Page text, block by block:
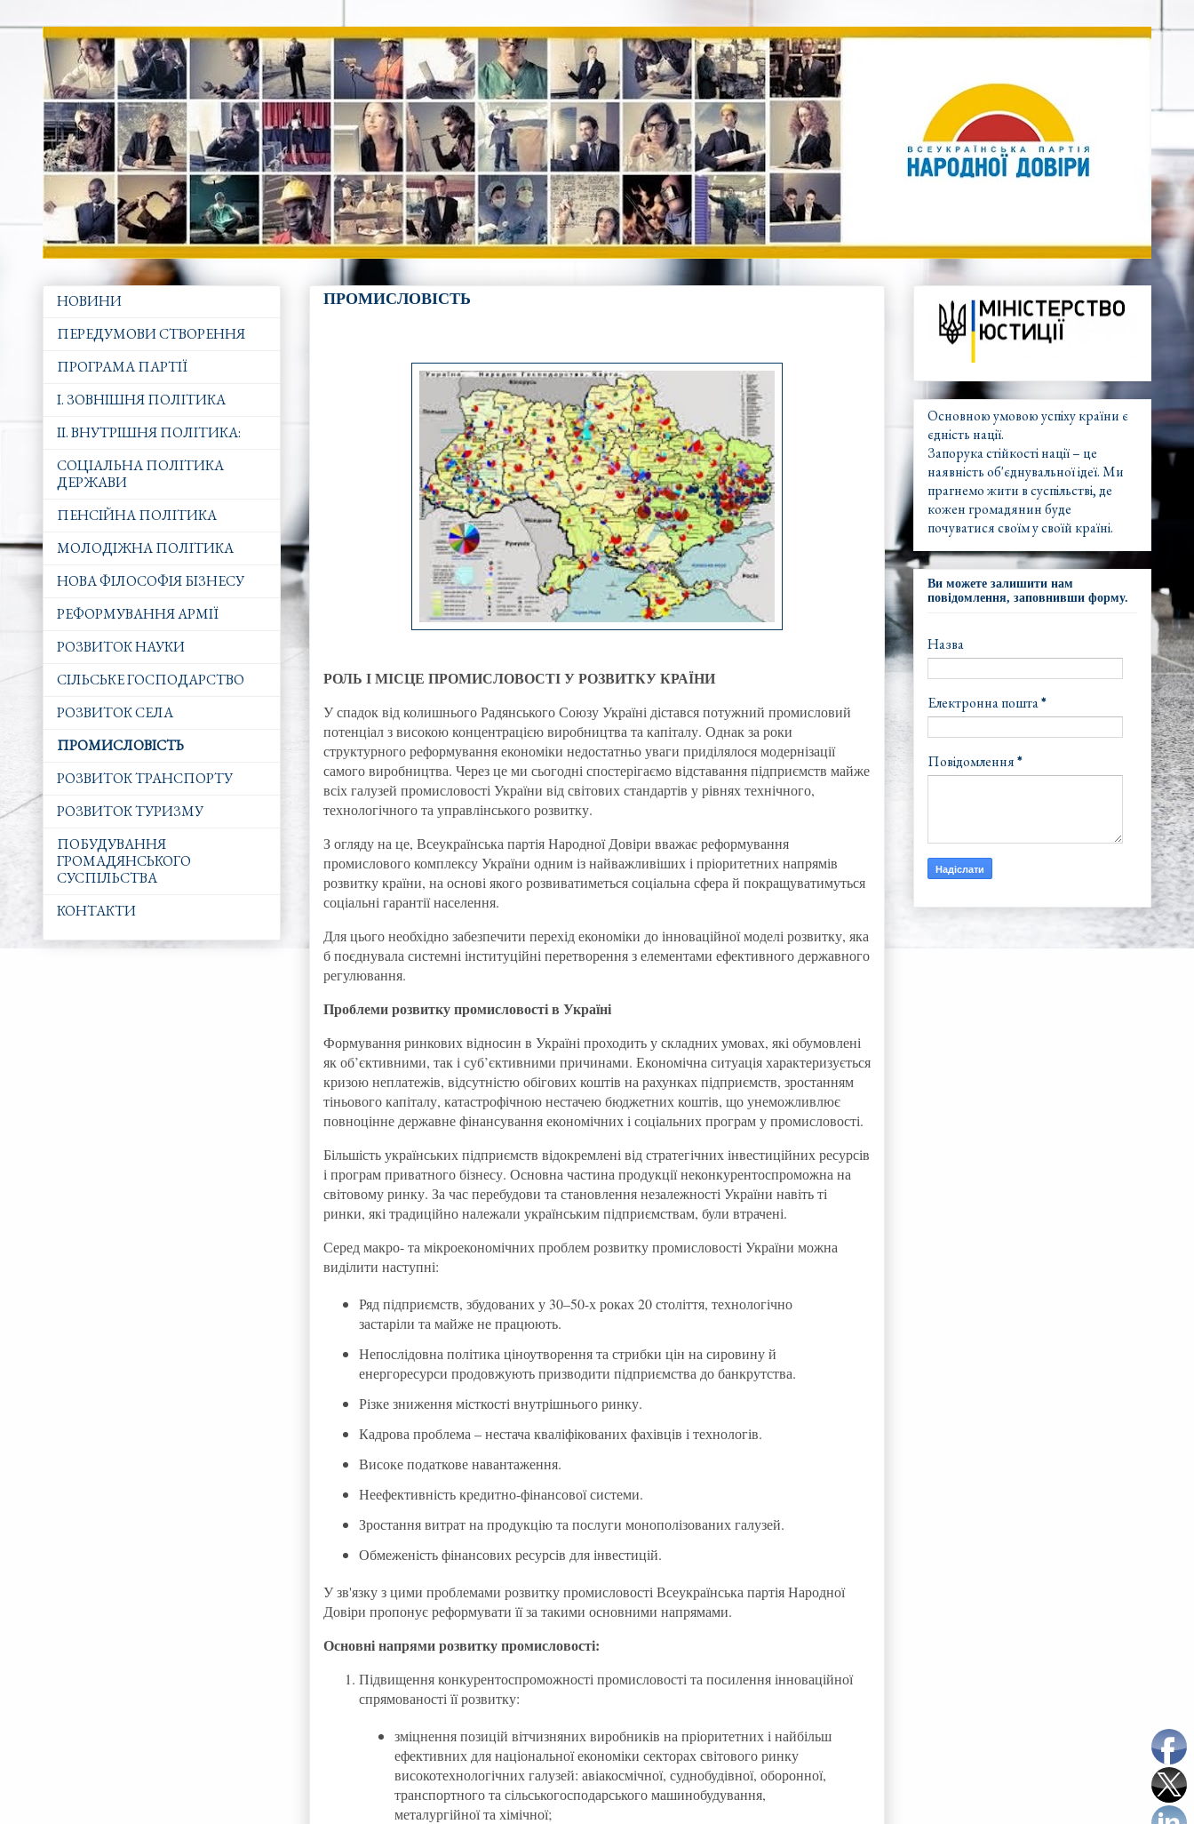
ПРОМИСЛОВІСТЬ
РОЛЬ І МІСЦЕ ПРОМИСЛОВОСТІ У РОЗВИТКУ КРАЇНИ
У спадок від колишнього Радянського Союзу Україні дістався потужний промисловий
потенціал з високою концентрацією виробництва та капіталу. Однак за роки
структурного реформування економіки недостатньо уваги приділялося модернізації
самого виробництва. Через це ми сьогодні спостерігаємо відставання підприємств майже
всіх галузей промисловості України від світових стандартів у рівнях технічного,
технологічного та управлінського розвитку.
З огляду на це, Всеукраїнська партія Народної Довіри вважає реформування
промислового комплексу України одним із найважливіших і пріоритетних напрямів
розвитку країни, на основі якого розвиватиметься соціальна сфера й покращуватимуться
соціальні гарантії населення.
Для цього необхідно забезпечити перехід економіки до інноваційної моделі розвитку, яка
б поєднувала системні інституційні перетворення з елементами ефективного державного
регулювання.
Проблеми розвитку промисловості в Україні
Формування ринкових відносин в Україні проходить у складних умовах, які обумовлені
як об’єктивними, так і суб’єктивними причинами. Економічна ситуація характеризується
кризою неплатежів, відсутністю обігових коштів на рахунках підприємств, зростанням
тіньового капіталу, катастрофічною нестачею бюджетних коштів, що унеможливлює
повноцінне державне фінансування економічних і соціальних програм у промисловості.
Більшість українських підприємств відокремлені від стратегічних інвестиційних ресурсів
і програм приватного бізнесу. Основна частина продукції неконкурентоспроможна на
світовому ринку. За час перебудови та становлення незалежності України навіть ті
ринки, які традиційно належали українським підприємствам, були втрачені.
Серед макро- та мікроекономічних проблем розвитку промисловості України можна
виділити наступні:
Ряд підприємств, збудованих у 30–50-х роках 20 століття, технологічно
застаріли та майже не працюють.
Непослідовна політика ціноутворення та стрибки цін на сировину й
енергоресурси продовжують призводити підприємства до банкрутства.
Різке зниження місткості внутрішнього ринку.
Кадрова проблема – нестача кваліфікованих фахівців і технологів.
Високе податкове навантаження.
Неефективність кредитно-фінансової системи.
Зростання витрат на продукцію та послуги монополізованих галузей.
Обмеженість фінансових ресурсів для інвестицій.
У зв'язку з цими проблемами розвитку промисловості Всеукраїнська партія Народної
Довіри пропонує реформувати її за такими основними напрямами.
Основні напрями розвитку промисловості:
Підвищення конкурентоспроможності промисловості та посилення інноваційної
спрямованості її розвитку:
зміцнення позицій вітчизняних виробників на пріоритетних і найбільш
ефективних для національної економіки секторах світового ринку
високотехнологічних галузей: авіакосмічної, суднобудівної, оборонної,
транспортного та сільськогосподарського машинобудування,
металургійної та хімічної;
НОВИНИ
ПЕРЕДУМОВИ СТВОРЕННЯ
ПРОГРАМА ПАРТІЇ
I. ЗОВНІШНЯ ПОЛІТИКА
ІІ. ВНУТРІШНЯ ПОЛІТИКА:
СОЦІАЛЬНА ПОЛІТИКА
ДЕРЖАВИ
ПЕНСІЙНА ПОЛІТИКА
МОЛОДІЖНА ПОЛІТИКА
НОВА ФІЛОСОФІЯ БІЗНЕСУ
РЕФОРМУВАННЯ АРМІЇ
РОЗВИТОК НАУКИ
СІЛЬСЬКЕ ГОСПОДАРСТВО
РОЗВИТОК СЕЛА
ПРОМИСЛОВІСТЬ
РОЗВИТОК ТРАНСПОРТУ
РОЗВИТОК ТУРИЗМУ
ПОБУДУВАННЯ
ГРОМАДЯНСЬКОГО
СУСПІЛЬСТВА
КОНТАКТИ
Основною умовою успіху країни є
єдність нації.
Запорука стійкості нації – це
наявність об'єднувальної ідеї. Ми
прагнемо жити в суспільстві, де
кожен громадянин буде
почуватися своїм у своїй країні.
Ви можете залишити нам
повідомлення, заповнивши форму.
Назва
Електронна пошта*
Повідомлення*